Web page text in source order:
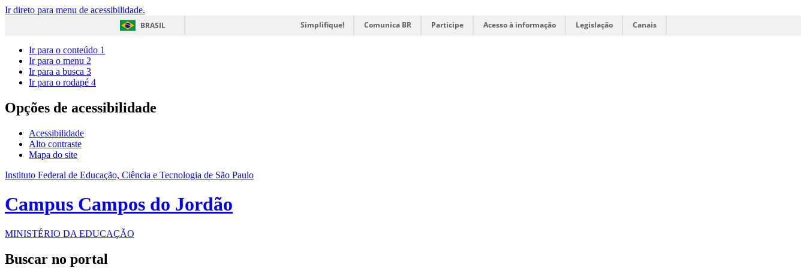
Ir direto para menu de acessibilidade.
BRASIL
Simplifique! Comunica BR Participe Acesso à informação Legislação Canais
Ir para o conteúdo 1
Ir para o menu 2
Ir para a busca 3
Ir para o rodapé 4
Opções de acessibilidade
Acessibilidade
Alto contraste
Mapa do site
Instituto Federal de Educação, Ciência e Tecnologia de São Paulo
Campus Campos do Jordão
MINISTÉRIO DA EDUCAÇÃO
Buscar no portal